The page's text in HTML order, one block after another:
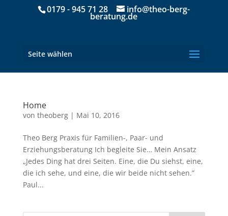
0179 - 945 71 28 info@theo-berg-
beratung.de
Seite wählen
Home
von theoberg| Mai 10, 2016
Theo Berg Praxis für Familien-, Paar- und
Erziehungsberatung Ich begleite Sie… Mein Ansatz
„Jedes Ding hat drei Seiten. Eine, die Du siehst, eine,
die ich sehe, und eine, die wir beide nicht sehen.”
Paul...